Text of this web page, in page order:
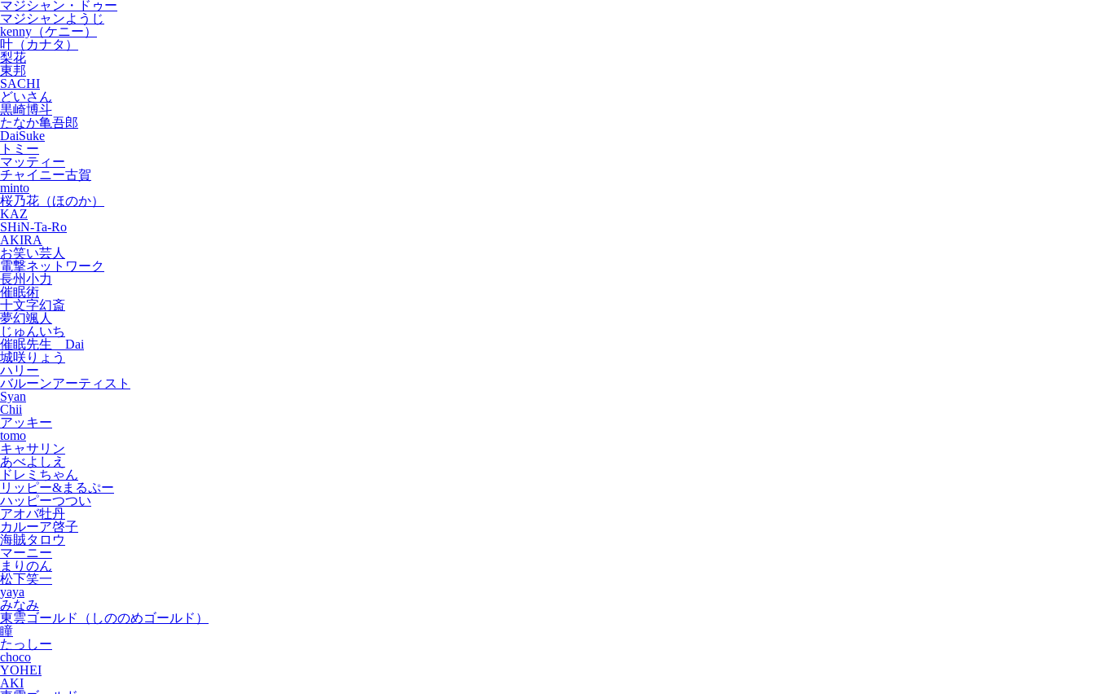
マジシャン・ドゥー
マジシャンようじ
kenny（ケニー）
叶（カナタ）
梨花
東邦
SACHI
どいさん
黒崎博斗
たなか亀吾郎
DaiSuke
トミー
マッティー
チャイニー古賀
minto
桜乃花（ほのか）
KAZ
SHiN-Ta-Ro
AKIRA
お笑い芸人
電撃ネットワーク
長州小力
催眠術
十文字幻斎
夢幻颯人
じゅんいち
催眠先生 Dai
城咲りょう
ハリー
バルーンアーティスト
Syan
Chii
アッキー
tomo
キャサリン
あべよしえ
ドレミちゃん
リッピー&まるぷー
ハッピーつつい
アオバ牡丹
カルーア啓子
海賊タロウ
マーニー
まりのん
松下笑一
yaya
みなみ
東雲ゴールド（しののめゴールド）
瞳
たっしー
choco
YOHEI
AKI